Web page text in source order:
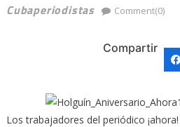
Cubaperiodistas
Comment(0)
Compartir
Los trabajadores del periódico